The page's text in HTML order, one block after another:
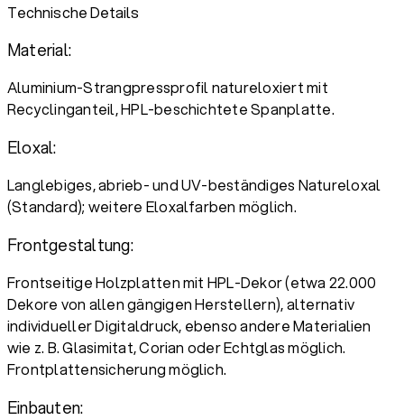
Technische Details
Material:
Aluminium-Strangpressprofil natureloxiert mit
Recyclinganteil, HPL-beschichtete Spanplatte.
Eloxal:
Langlebiges, abrieb- und UV-beständiges Natureloxal
(Standard); weitere Eloxalfarben möglich.
Frontgestaltung:
Frontseitige Holzplatten mit HPL-Dekor (etwa 22.000
Dekore von allen gängigen Herstellern), alternativ
individueller Digitaldruck, ebenso andere Materialien
wie z. B. Glasimitat, Corian oder Echtglas möglich.
Frontplattensicherung möglich.
Einbauten: